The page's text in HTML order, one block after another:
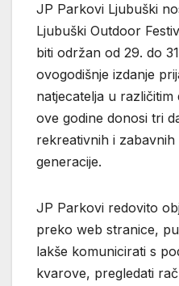
JP Parkovi Ljubuški
Ljubuški Outdoor
biti održan od 29. do
ovogodišnje izdanje
natjecatelja u različitim
ove godine donosi tri
rekreativnih i zabavnih
generacije.
JP Parkovi redovito
preko web stranice,
lakše komunicirati s
kvarove, pregledati